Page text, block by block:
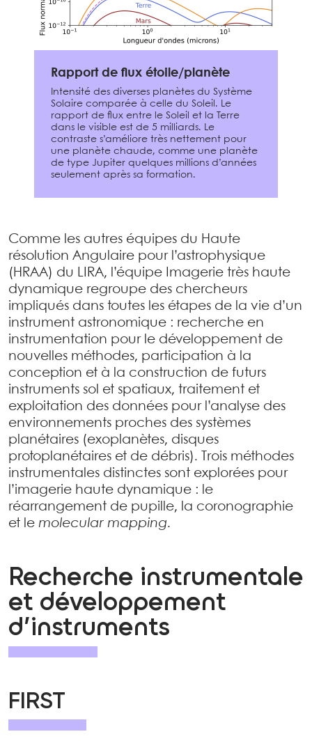
Rapport de flux étoile/planète
Intensité des diverses planètes du Système
Solaire comparée à celle du Soleil. Le
rapport de flux entre le Soleil et la Terre
dans le visible est de 5 milliards. Le
contraste s’améliore très nettement pour
une planète chaude, comme une planète
de type Jupiter quelques millions d’années
seulement après sa formation.
Comme les autres équipes du Haute
résolution Angulaire pour l’astrophysique
(HRAA) du LIRA, l’équipe Imagerie très haute
dynamique regroupe des chercheurs
impliqués dans toutes les étapes de la vie d’un
instrument astronomique : recherche en
instrumentation pour le développement de
nouvelles méthodes, participation à la
conception et à la construction de futurs
instruments sol et spatiaux, traitement et
exploitation des données pour l’analyse des
environnements proches des systèmes
planétaires (exoplanètes, disques
protoplanétaires et de débris). Trois méthodes
instrumentales distinctes sont explorées pour
l’imagerie haute dynamique : le
réarrangement de pupille, la coronographie
et le molecular mapping.
Recherche instrumentale
et développement
d’instruments
FIRST